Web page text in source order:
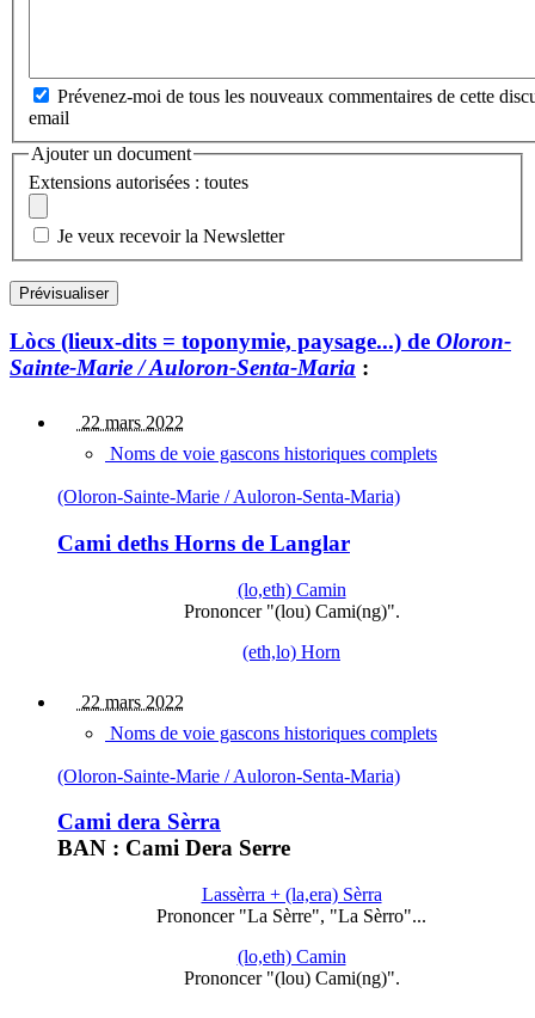
Prévenez-moi de tous les nouveaux commentaires de cette
email
Ajouter un document
Extensions autorisées : toutes
Je veux recevoir la Newsletter
Lòcs (lieux-dits = toponymie, paysage...) de Oloron-
Sainte-Marie / Auloron-Senta-Maria :
22 mars 2022
Noms de voie gascons historiques complets
(Oloron-Sainte-Marie / Auloron-Senta-Maria)
Cami deths Horns de Langlar
(lo,eth) Camin
Prononcer "(lou) Cami(ng)".
(eth,lo) Horn
22 mars 2022
Noms de voie gascons historiques complets
(Oloron-Sainte-Marie / Auloron-Senta-Maria)
Cami dera Sèrra
BAN : Cami Dera Serre
Lassèrra + (la,era) Sèrra
Prononcer "La Sèrre", "La Sèrro"...
(lo,eth) Camin
Prononcer "(lou) Cami(ng)".